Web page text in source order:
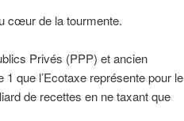
cœur de la tourmente.
Privés (PPP) et ancien
que l’Ecotaxe représente pour le
de recettes en ne taxant que